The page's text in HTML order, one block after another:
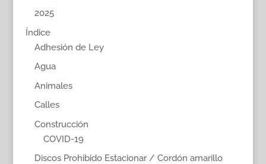
2025
Índice
Adhesión de Ley
Agua
Animales
Calles
Construcción
COVID-19
Discos Prohibido Estacionar / Cordón amarillo